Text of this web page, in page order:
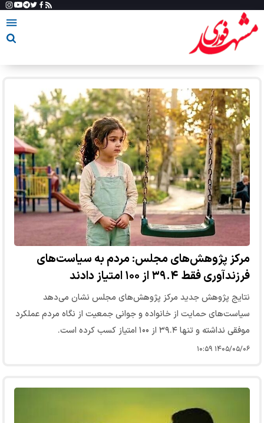
مرکز پژوهش‌های مجلس: مردم به سیاست‌های
فرزندآوری فقط ۳۹.۴ از ۱۰۰ امتیاز دادند
نتایج پژوهش جدید مرکز پژوهش‌های مجلس نشان می‌دهد
سیاست‌های حمایت از خانواده و جوانی جمعیت از نگاه مردم عملکرد
موفقی نداشته و تنها ۳۹.۴ از ۱۰۰ امتیاز کسب کرده است.
۱۴۰۵/۰۵/۰۶ ۱۰:۵۹